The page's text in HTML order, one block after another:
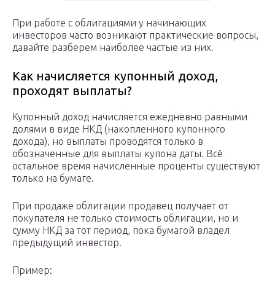
При работе с облигациями у начинающих
инвесторов часто возникают практические вопросы,
давайте разберем наиболее частые из них.
Как начисляется купонный доход,
проходят выплаты?
Купонный доход начисляется ежедневно равными
долями в виде НКД (накопленного купонного
дохода), но выплаты проводятся только в
обозначенные для выплаты купона даты. Всё
остальное время начисленные проценты существуют
только на бумаге.
При продаже облигации продавец получает от
покупателя не только стоимость облигации, но и
сумму НКД за тот период, пока бумагой владел
предыдущий инвестор.
Пример: